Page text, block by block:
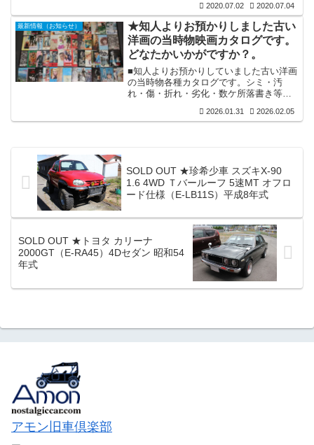
いました。サイズは１３インチ６Ｊ（４
本）となります。当店到着時（左画像）
はアルミ特有の腐食が目立つ状態でした
が、幸いにもリム傷も無く腐食を取り除
きリペアを行えば綺麗なホイールに蘇り
そうです。と言うことで早々にブラスト
掛けを行い腐食部を全て削除。その後は
スポーク部をブラサフ塗装後シャンパン
ゴールド塗装を行い、リム部は磨きを掛
2020.07.02 2020.07.04
最新情報（お知らせ）
★知人よりお預かりしました古い
洋画の当時物映画カタログです。
どなたかいかがですか？。
■知人よりお預かりしていました古い洋画
の当時物各種カタログです。シミ・汚
れ・傷・折れ・劣化・数ケ所落書き等は
いましたので良好な状態で維持されてい
ある方!! 下記カタログ一式まとめてご検
討いただければ幸いです。宜しくお願い
申しあげます。☆古い洋画の映画カタロ
☆・初...
2026.01.31 2026.02.05
SOLD OUT ★珍希少車 スズキX-90
1.6 4WD Ｔバールーフ 5速MT オフロ
ード仕様（E-LB11S）平成8年式
SOLD OUT ★トヨタ カリーナ
2000GT（E-RA45）4Dセダン 昭和54
年式
アモン旧車倶楽部